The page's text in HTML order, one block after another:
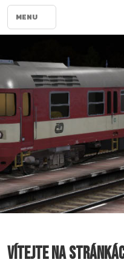
MENU
Vítejte na